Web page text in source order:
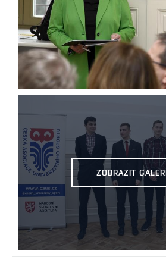
ZOBRAZIT